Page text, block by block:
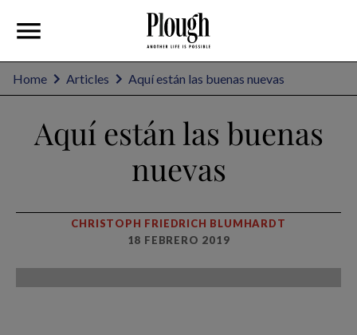
Home Articles Aquí están las buenas nuevas
Aquí están las buenas
nuevas
CHRISTOPH FRIEDRICH BLUMHARDT
18 FEBRERO 2019